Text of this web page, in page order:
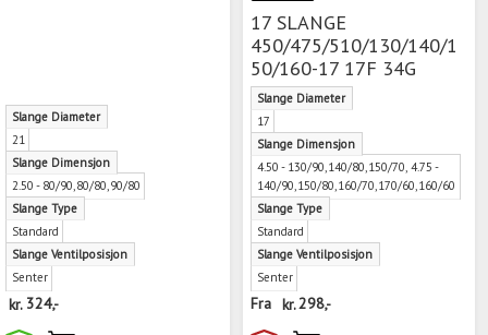
Slange Diameter
21
Slange Dimensjon
2.50 - 80/90,80/80,90/80
Slange Type
Standard
Slange Ventilposisjon
Senter
kr. 324,-
17 SLANGE
450/475/510/130/140/1
50/160-17 17F 34G
Slange Diameter
17
Slange Dimensjon
4.50 - 130/90,140/80,150/70, 4.75 -
140/90,150/80,160/70,170/60,160/60
Slange Type
Standard
Slange Ventilposisjon
Senter
Fra kr.298,-